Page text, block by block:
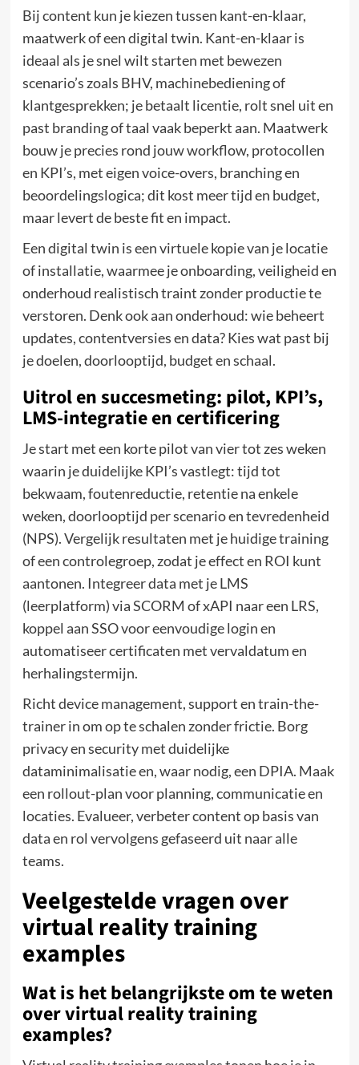
Bij content kun je kiezen tussen kant-en-klaar,
maatwerk of een digital twin. Kant-en-klaar is
ideaal als je snel wilt starten met bewezen
scenario’s zoals BHV, machinebediening of
klantgesprekken; je betaalt licentie, rolt snel uit en
past branding of taal vaak beperkt aan. Maatwerk
bouw je precies rond jouw workflow, protocollen
en KPI’s, met eigen voice-overs, branching en
beoordelingslogica; dit kost meer tijd en budget,
maar levert de beste fit en impact.
Een digital twin is een virtuele kopie van je locatie
of installatie, waarmee je onboarding, veiligheid en
onderhoud realistisch traint zonder productie te
verstoren. Denk ook aan onderhoud: wie beheert
updates, contentversies en data? Kies wat past bij
je doelen, doorlooptijd, budget en schaal.
Uitrol en succesmeting: pilot, KPI’s,
LMS-integratie en certificering
Je start met een korte pilot van vier tot zes weken
waarin je duidelijke KPI’s vastlegt: tijd tot
bekwaam, foutenreductie, retentie na enkele
weken, doorlooptijd per scenario en tevredenheid
(NPS). Vergelijk resultaten met je huidige training
of een controlegroep, zodat je effect en ROI kunt
aantonen. Integreer data met je LMS
(leerplatform) via SCORM of xAPI naar een LRS,
koppel aan SSO voor eenvoudige login en
automatiseer certificaten met vervaldatum en
herhalingstermijn.
Richt device management, support en train-the-
trainer in om op te schalen zonder frictie. Borg
privacy en security met duidelijke
dataminimalisatie en, waar nodig, een DPIA. Maak
een rollout-plan voor planning, communicatie en
locaties. Evalueer, verbeter content op basis van
data en rol vervolgens gefaseerd uit naar alle
teams.
Veelgestelde vragen over
virtual reality training
examples
Wat is het belangrijkste om te weten
over virtual reality training
examples?